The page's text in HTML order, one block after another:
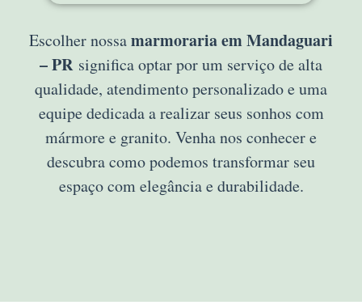
Escolher nossamarmoraria em Mandaguari
– PRsignifica optar por um serviço de alta
qualidade, atendimento personalizado e uma
equipe dedicada a realizar seus sonhos com
mármore e granito. Venha nos conhecer e
descubra como podemos transformar seu
espaço com elegância e durabilidade.